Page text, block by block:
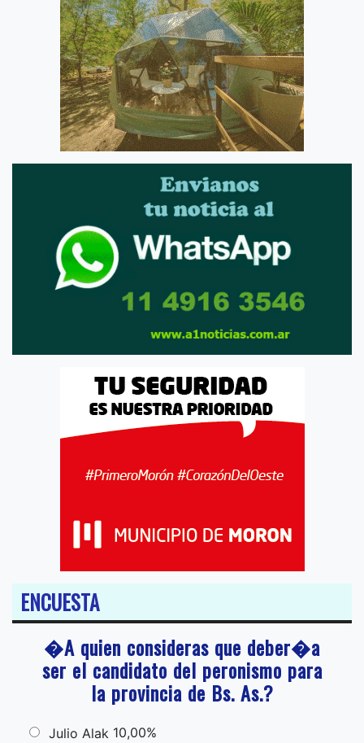
ENCUESTA
�A quien consideras que deber�a
ser el candidato del peronismo para
la provincia de Bs. As.?
Julio Alak 10,00%